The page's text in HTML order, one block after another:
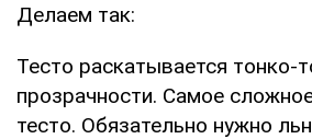
Делаем так:
Тесто раскатывается тонко-
прозрачности. Самое
тесто. Обязательно нужно